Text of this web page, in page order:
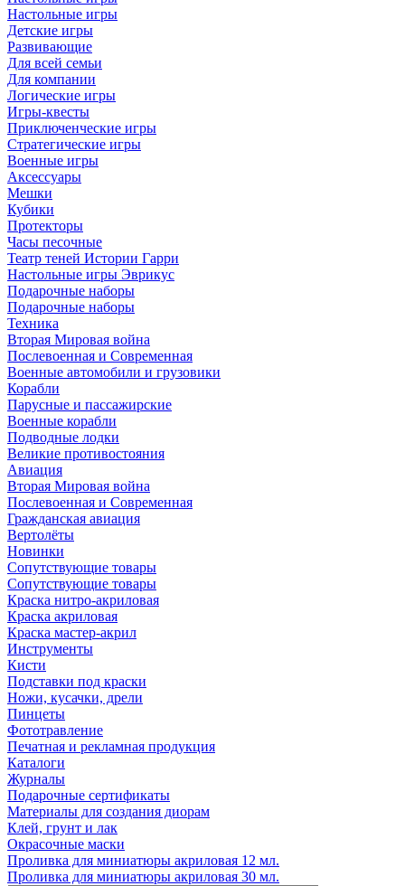
Настольные игры
Детские игры
Развивающие
Для всей семьи
Для компании
Логические игры
Игры-квесты
Приключенческие игры
Стратегические игры
Военные игры
Аксессуары
Мешки
Кубики
Протекторы
Часы песочные
Театр теней Истории Гарри
Настольные игры Эврикус
Подарочные наборы
Подарочные наборы
Техника
Вторая Мировая война
Послевоенная и Современная
Военные автомобили и грузовики
Корабли
Парусные и пассажирские
Военные корабли
Подводные лодки
Великие противостояния
Авиация
Вторая Мировая война
Послевоенная и Современная
Гражданская авиация
Вертолёты
Новинки
Сопутствующие товары
Сопутствующие товары
Краска нитро-акриловая
Краска акриловая
Краска мастер-акрил
Инструменты
Кисти
Подставки под краски
Ножи, кусачки, дрели
Пинцеты
Фототравление
Печатная и рекламная продукция
Каталоги
Журналы
Подарочные сертификаты
Материалы для создания диорам
Клей, грунт и лак
Окрасочные маски
Проливка для миниатюры акриловая 12 мл.
Проливка для миниатюры акриловая 30 мл.